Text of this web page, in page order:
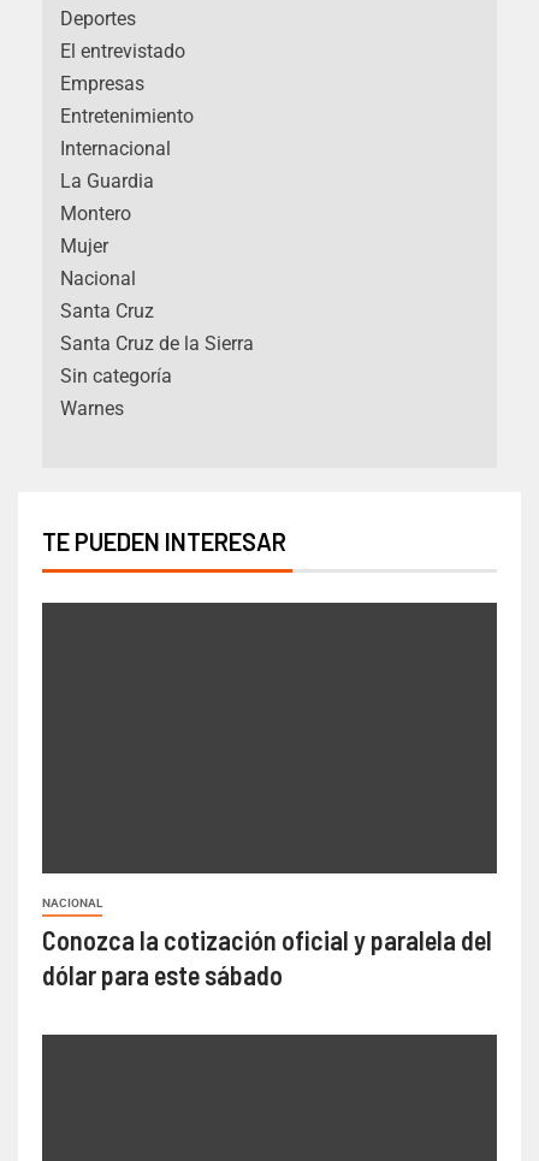
Deportes
El entrevistado
Empresas
Entretenimiento
Internacional
La Guardia
Montero
Mujer
Nacional
Santa Cruz
Santa Cruz de la Sierra
Sin categoría
Warnes
TE PUEDEN INTERESAR
NACIONAL
Conozca la cotización oficial y paralela del
dólar para este sábado